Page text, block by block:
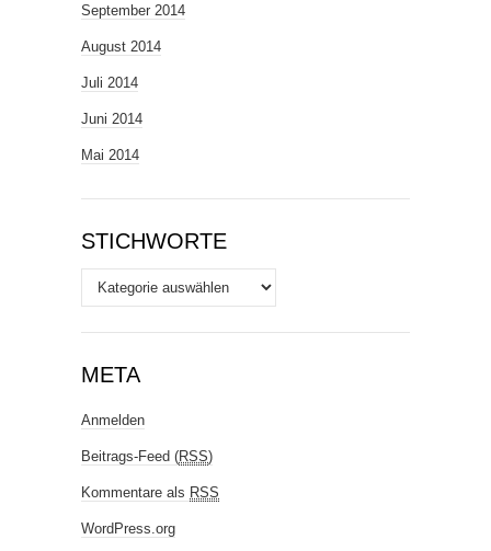
September 2014
August 2014
Juli 2014
Juni 2014
Mai 2014
STICHWORTE
Stichworte
META
Anmelden
Beitrags-Feed (RSS)
Kommentare als RSS
WordPress.org